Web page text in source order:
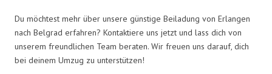
Du möchtest mehr über unsere günstige Beiladung von Erlangen
nach Belgrad erfahren? Kontaktiere uns jetzt und lass dich von
unserem freundlichen Team beraten. Wir freuen uns darauf, dich
bei deinem Umzug zu unterstützen!